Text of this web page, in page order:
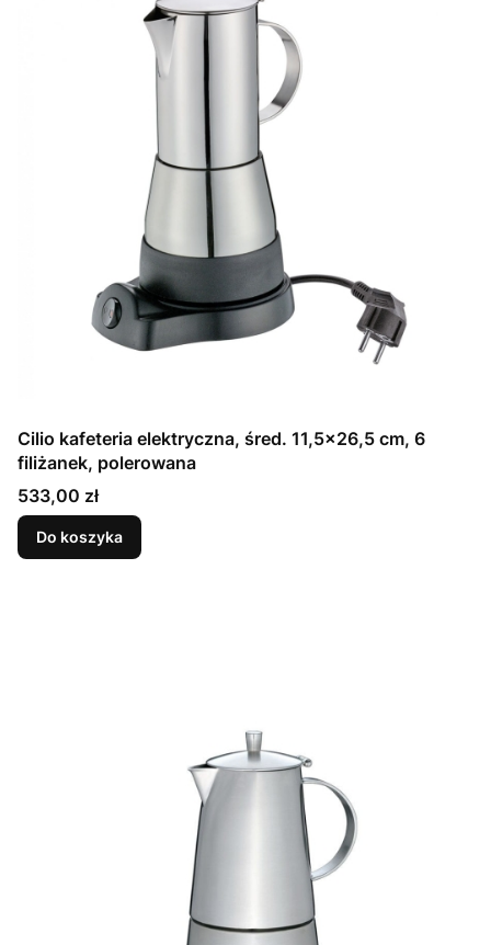
Cilio kafeteria elektryczna, śred. 11,5x26,5 cm, 6
filiżanek, polerowana
Cena
533,00 zł
Do koszyka